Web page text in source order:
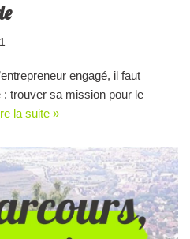
engagé, il faut
trouver sa mission pour le
la suite »